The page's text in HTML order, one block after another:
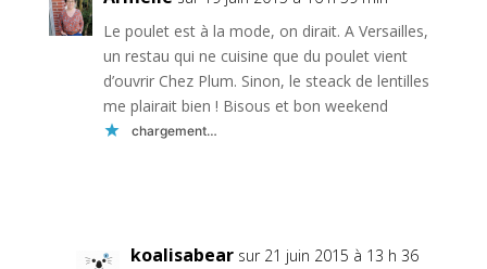
Le poulet est à la mode, on dirait. A Versailles,
un restau qui ne cuisine que du poulet vient
d’ouvrir Chez Plum. Sinon, le steack de lentilles
me plairait bien ! Bisous et bon weekend
chargement…
koalisabear sur 21 juin 2015 à 13 h 36